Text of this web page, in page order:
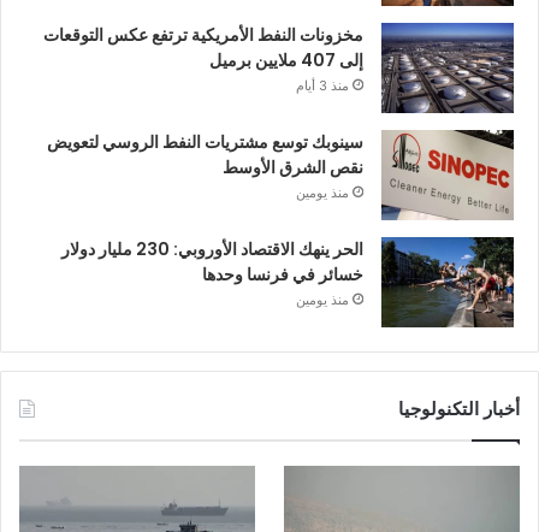
مخزونات النفط الأمريكية ترتفع عكس التوقعات
إلى 407 ملايين برميل
منذ 3 أيام
سينوبك توسع مشتريات النفط الروسي لتعويض
نقص الشرق الأوسط
منذ يومين
الحر ينهك الاقتصاد الأوروبي: 230 مليار دولار
خسائر في فرنسا وحدها
منذ يومين
أخبار التكنولوجيا